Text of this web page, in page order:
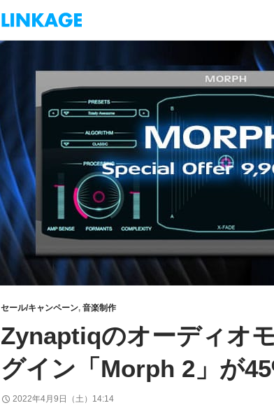
セール/キャンペーン,音楽制作
Zynaptiqのオーディオ
グイン「Morph 2」が
2022年4月9日（土）14:14